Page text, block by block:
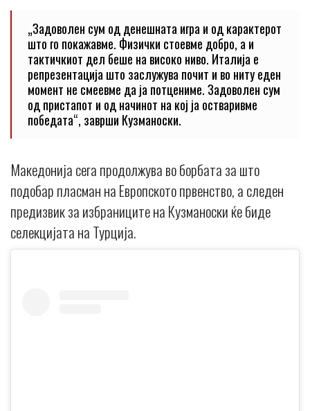
„Задоволен сум од денешната игра и од карактерот
што го покажавме. Физички стоевме добро, а и
тактичкиот дел беше на високо ниво. Италија е
репрезентација што заслужува почит и во ниту еден
момент не смеевме да ја потцениме. Задоволен сум
од пристапот и од начинот на кој ја остваривме
победата“, заврши Кузманоски.
Македонија сега продолжува во борбата за што
подобар пласман на Европското првенство, а следен
предизвик за избраниците на Кузманоски ќе биде
селекцијата на Турција.